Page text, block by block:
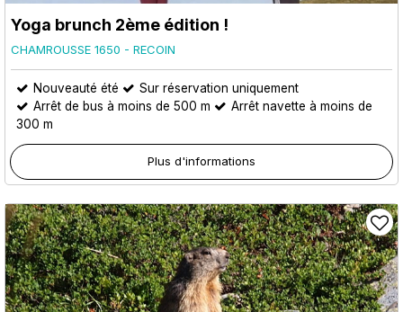
Yoga brunch 2ème édition !
CHAMROUSSE 1650 - RECOIN
Nouveauté été
Sur réservation uniquement
Arrêt de bus à moins de 500 m
Arrêt navette à moins de
300 m
Plus d'informations